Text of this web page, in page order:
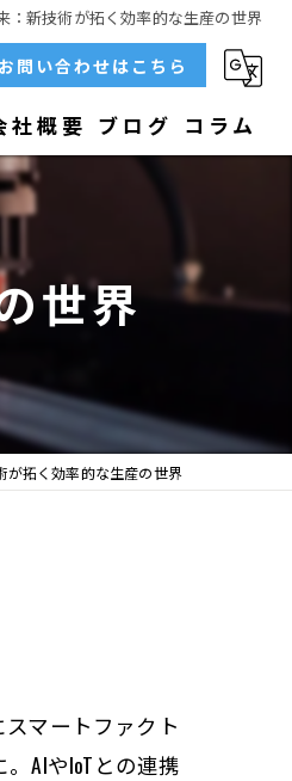
：新技術が拓く効率的な生産の世界
お問い合わせはこちら
社概要 ブログ コラム
世界
が拓く効率的な生産の世界
マートファクト
AIやIoTとの連携